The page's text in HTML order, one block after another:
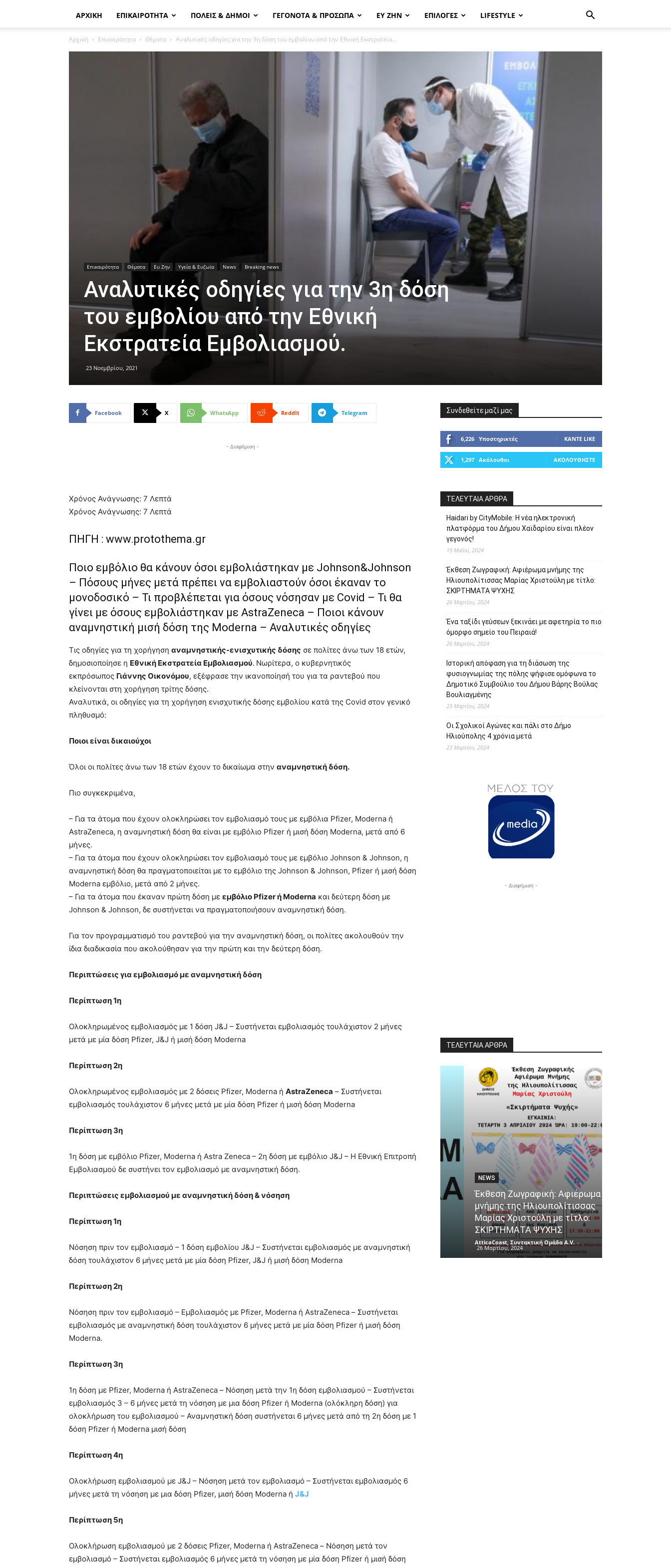
ΑΡΧΙΚΗ ΕΠΙΚΑΙΡΟΤΗΤΑ ΠΟΛΕΙΣ & ΔΗΜΟΙ ΓΕΓΟΝΟΤΑ & ΠΡΟΣΩΠΑ ΕΥ ΖΗΝ ΕΠΙΛΟΓΈΣ LIFESTYLE
Αρχική Επικαιρότητα Θέματα Αναλυτικές οδηγίες για την 3η δόση του εμβολίου από την Εθνική Εκστρατεία...
Επικαιρότητα Θέματα Ευ Ζην Υγεία & Ευζωϊα News Breaking news
Αναλυτικές οδηγίες για την 3η δόση
του εμβολίου από την Εθνική
Εκστρατεία Εμβολιασμού.
23 Νοεμβρίου, 2021
Facebook X WhatsApp ReddIt Telegram
- Διαφήμιση -
Χρόνος Ανάγνωσης: 7 Λεπτά
Χρόνος Ανάγνωσης: 7 Λεπτά
ΠΗΓΗ : www.protothema.gr
Ποιο εμβόλιο θα κάνουν όσοι εμβολιάστηκαν με Johnson&Johnson
– Πόσους μήνες μετά πρέπει να εμβολιαστούν όσοι έκαναν το
μονοδοσικό – Τι προβλέπεται για όσους νόσησαν με Covid – Τι θα
γίνει με όσους εμβολιάστηκαν με AstraZeneca – Ποιοι κάνουν
αναμνηστική μισή δόση της Moderna – Αναλυτικές οδηγίες
Τις οδηγίες για τη χορήγηση αναμνηστικής-ενισχυτικής δόσης σε πολίτες άνω των 18 ετών,
δημοσιοποίησε η Εθνική Εκστρατεία Εμβολιασμού. Νωρίτερα, ο κυβερνητικός
εκπρόσωπος Γιάννης Οικονόμου, εξέφρασε την ικανοποίησή του για τα ραντεβού που
κλείνονται στη χορήγηση τρίτης δόσης.
Αναλυτικά, οι οδηγίες για τη χορήγηση ενισχυτικής δόσης εμβολίου κατά της Covid στον γενικό
πληθυσμό:
Ποιοι είναι δικαιούχοι
Όλοι οι πολίτες άνω των 18 ετών έχουν το δικαίωμα στην αναμνηστική δόση.
Πιο συγκεκριμένα,
– Για τα άτομα που έχουν ολοκληρώσει τον εμβολιασμό τους με εμβόλια Pfizer, Moderna ή
AstraZeneca, η αναμνηστική δόση θα είναι με εμβόλιο Pfizer ή μισή δόση Moderna, μετά από 6
μήνες.
– Για τα άτομα που έχουν ολοκληρώσει τον εμβολιασμό τους με εμβόλιο Johnson & Johnson, η
αναμνηστική δόση θα πραγματοποιείται με το εμβόλιο της Johnson & Johnson, Pfizer ή μισή δόση
Moderna εμβόλιο, μετά από 2 μήνες.
– Για τα άτομα που έκαναν πρώτη δόση με εμβόλιο Pfizer ή Moderna και δεύτερη δόση με
Johnson & Johnson, δε συστήνεται να πραγματοποιήσουν αναμνηστική δόση.
Για τον προγραμματισμό του ραντεβού για την αναμνηστική δόση, οι πολίτες ακολουθούν την
ίδια διαδικασία που ακολούθησαν για την πρώτη και την δεύτερη δόση.
Περιπτώσεις για εμβολιασμό με αναμνηστική δόση
Περίπτωση 1η
Ολοκληρωμένος εμβολιασμός με 1 δόση J&J – Συστήνεται εμβολιασμός τουλάχιστον 2 μήνες
μετά με μία δόση Pfizer, J&J ή μισή δόση Moderna
Περίπτωση 2η
Ολοκληρωμένος εμβολιασμός με 2 δόσεις Pfizer, Moderna ή AstraZeneca – Συστήνεται
εμβολιασμός τουλάχιστον 6 μήνες μετά με μία δόση Pfizer ή μισή δόση Moderna
Περίπτωση 3η
1η δόση με εμβόλιο Pfizer, Moderna ή Astra Zeneca – 2η δόση με εμβόλιο J&J – Η Εθνική Επιτροπή
Εμβολιασμού δε συστήνει τον εμβολιασμό με αναμνηστική δόση.
Περιπτώσεις εμβολιασμού με αναμνηστική δόση & νόσηση
Περίπτωση 1η
Νόσηση πριν τον εμβολιασμό – 1 δόση εμβολίου J&J – Συστήνεται εμβολιασμός με αναμνηστική
δόση τουλάχιστον 6 μήνες μετά με μία δόση Pfizer, J&J ή μισή δόση Moderna
Περίπτωση 2η
Νόσηση πριν τον εμβολιασμό – Εμβολιασμός με Pfizer, Moderna ή AstraZeneca – Συστήνεται
εμβολιασμός με αναμνηστική δόση τουλάχιστον 6 μήνες μετά με μία δόση Pfizer ή μισή δόση
Moderna.
Περίπτωση 3η
1η δόση με Pfizer, Moderna ή AstraZeneca – Νόσηση μετά την 1η δόση εμβολιασμού – Συστήνεται
εμβολιασμός 3 – 6 μήνες μετά τη νόσηση με μια δόση Pfizer ή Moderna (ολόκληρη δόση) για
ολοκλήρωση του εμβολιασμού – Αναμνηστική δόση συστήνεται 6 μήνες μετά από τη 2η δόση με 1
δόση Pfizer ή Moderna μισή δόση
Περίπτωση 4η
Ολοκλήρωση εμβολιασμού με J&J – Νόσηση μετά τον εμβολιασμό – Συστήνεται εμβολιασμός 6
μήνες μετά τη νόσηση με μια δόση Pfizer, μισή δόση Moderna ή J&J
Περίπτωση 5η
Ολοκλήρωση εμβολιασμού με 2 δόσεις Pfizer, Moderna ή AstraZeneca – Νόσηση μετά τον
εμβολιασμό – Συστήνεται εμβολιασμός 6 μήνες μετά τη νόσηση με μία δόση Pfizer ή μισή δόση
Συνδεθείτε μαζί μας
6,226 Υποστηρικτές ΚΆΝΤΕ LIKE
1,297 Ακόλουθοι ΑΚΟΛΟΥΘΉΣΤΕ
ΤΕΛΕΥΤΑΙΑ ΑΡΘΡΑ
Haidari by CityMobile: Η νέα ηλεκτρονική
πλατφόρμα του Δήμου Χαϊδαρίου είναι πλέον
γεγονός!
19 Μαΐου, 2024
Έκθεση Ζωγραφική: Αφιέρωμα μνήμης της
Ηλιουπολίτισσας Μαρίας Χριστούλη με τίτλο:
ΣΚΙΡΤΗΜΑΤΑ ΨΥΧΗΣ
26 Μαρτίου, 2024
Ένα ταξίδι γεύσεων ξεκινάει με αφετηρία το πιο
όμορφο σημείο του Πειραιά!
26 Μαρτίου, 2024
Ιστορική απόφαση για τη διάσωση της
φυσιογνωμίας της πόλης ψήφισε ομόφωνα το
Δημοτικό Συμβούλιο του Δήμου Βάρης Βούλας
Βουλιαγμένης
23 Μαρτίου, 2024
Οι Σχολικοί Αγώνες και πάλι στο Δήμο
Ηλιούπολης 4 χρόνια μετά
23 Μαρτίου, 2024
- Διαφήμιση -
ΤΕΛΕΥΤΑΙΑ ΑΡΘΡΑ
19 Μαΐου, 2024
NEWS
Έκθεση Ζωγραφική: Αφιέρωμα
μνήμης της Ηλιουπολίτισσας
Μαρίας Χριστούλη με τίτλο:
ΣΚΙΡΤΗΜΑΤΑ ΨΥΧΗΣ
AtticaCoast, Συντακτική Ομάδα A.V. -
26 Μαρτίου, 2024